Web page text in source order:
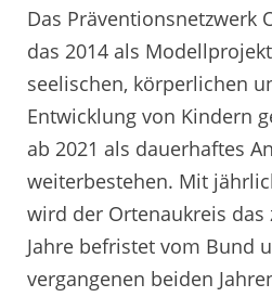
Das Präventionsnetzwerk
das 2014 als
seelischen, körperlichen
Entwicklung von Kindern
ab 2021 als dauerhaftes
weiterbestehen. Mit
wird der Ortenaukreis
Jahre befristet vom Bund
vergangenen beiden